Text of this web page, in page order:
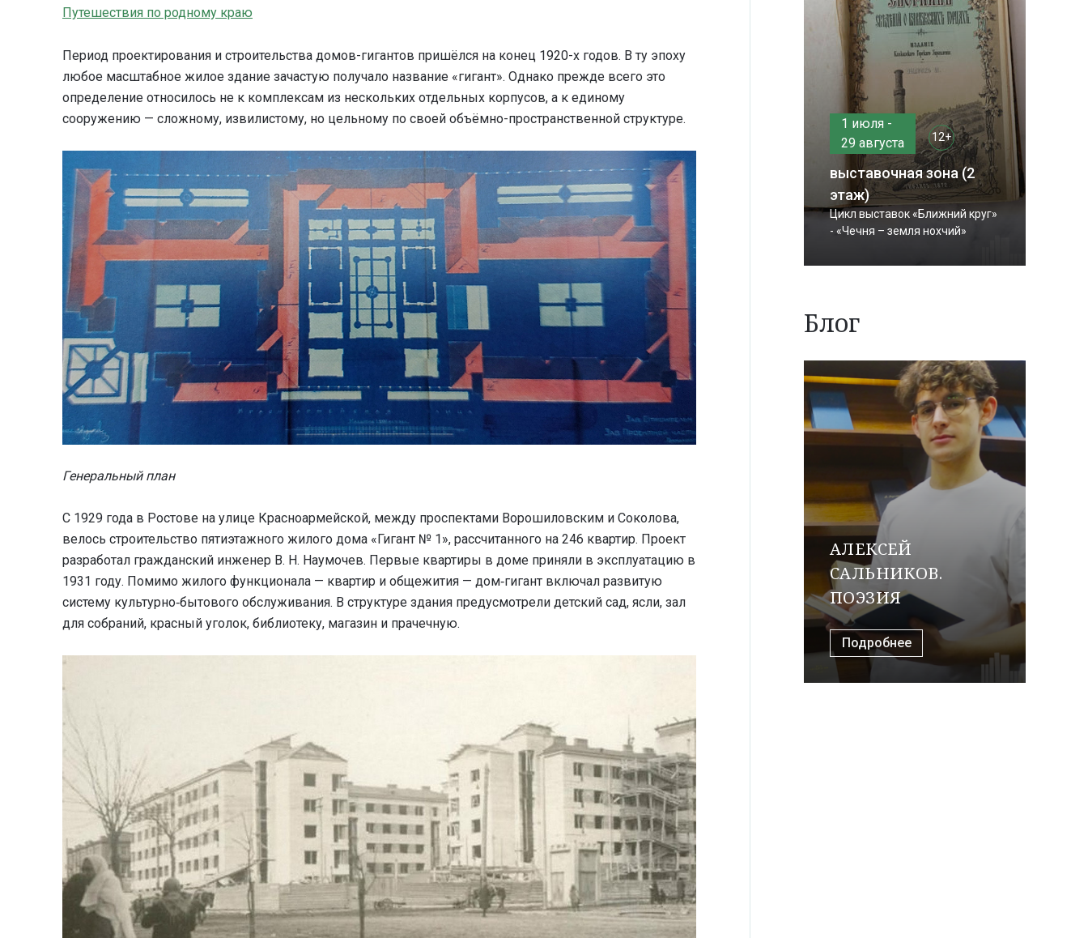
Путешествия по родному краю
Период проектирования и строительства домов-гигантов пришёлся на конец 1920-х годов. В ту эпоху
любое масштабное жилое здание зачастую получало название «гигант». Однако прежде всего это
определение относилось не к комплексам из нескольких отдельных корпусов, а к единому
сооружению — сложному, извилистому, но цельному по своей объёмно-пространственной структуре.
Генеральный план
С 1929 года в Ростове на улице Красноармейской, между проспектами Ворошиловским и Соколова,
велось строительство пятиэтажного жилого дома «Гигант № 1», рассчитанного на 246 квартир. Проект
разработал гражданский инженер В. Н. Наумочев. Первые квартиры в доме приняли в эксплуатацию в
1931 году. Помимо жилого функционала — квартир и общежития — дом‑гигант включал развитую
систему культурно‑бытового обслуживания. В структуре здания предусмотрели детский сад, ясли, зал
для собраний, красный уголок, библиотеку, магазин и прачечную.
1 июля -
29 августа
12+
выставочная зона (2
этаж)
Цикл выставок «Ближний круг»
- «Чечня – земля нохчий»
Блог
АЛЕКСЕЙ
САЛЬНИКОВ.
ПОЭЗИЯ
Подробнее